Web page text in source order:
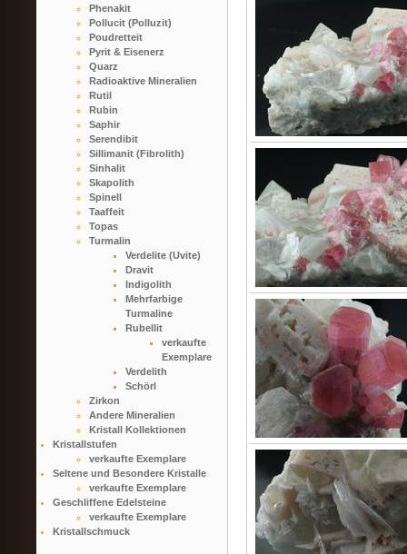
Phenakit
Pollucit (Polluzit)
Poudretteit
Pyrit & Eisenerz
Quarz
Radioaktive Mineralien
Rutil
Rubin
Saphir
Serendibit
Sillimanit (Fibrolith)
Sinhalit
Skapolith
Spinell
Taaffeit
Topas
Turmalin
Verdelite (Uvite)
Dravit
Indigolith
Mehrfarbige
Turmaline
Rubellit
verkaufte
Exemplare
Verdelith
Schörl
Zirkon
Andere Mineralien
Kristall Kollektionen
Kristallstufen
verkaufte Exemplare
Seltene und Besondere Kristalle
verkaufte Exemplare
Geschliffene Edelsteine
verkaufte Exemplare
Kristallschmuck